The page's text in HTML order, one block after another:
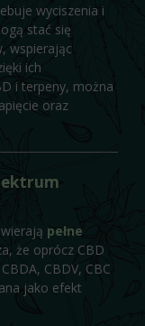
wyciszenia i
stać się
wspierając
ich
i terpeny, można
oraz
pełne
że oprócz CBD
CBDV, CBC
jako efekt